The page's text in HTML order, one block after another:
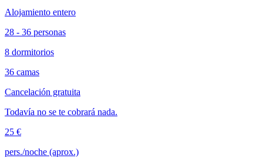
Alojamiento entero
28 - 36 personas
8 dormitorios
36 camas
Cancelación gratuita
Todavía no se te cobrará nada.
25 €
pers./noche (aprox.)